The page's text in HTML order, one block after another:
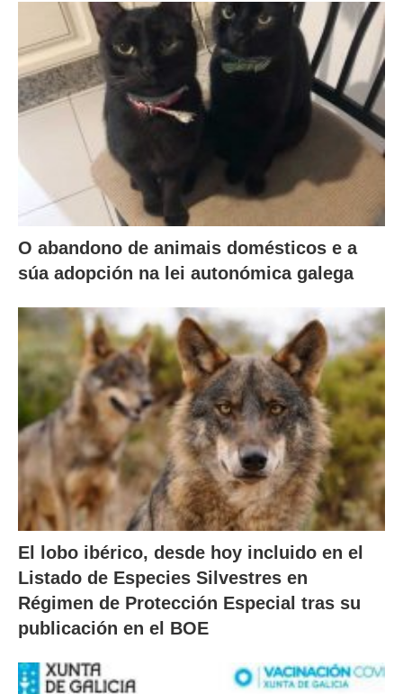
O abandono de animais domésticos e a
súa adopción na lei autonómica galega
El lobo ibérico, desde hoy incluido en el
Listado de Especies Silvestres en
Régimen de Protección Especial tras su
publicación en el BOE